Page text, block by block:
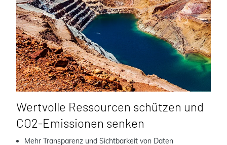
Wertvolle Ressourcen schützen und
CO2-Emissionen senken
Mehr Transparenz und Sichtbarkeit von Daten